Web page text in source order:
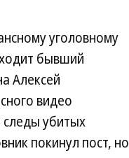
уголовному
бывший
Алексей
видео
убитых
покинул пост, но